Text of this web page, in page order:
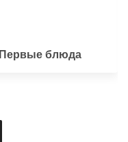
Первые блюда